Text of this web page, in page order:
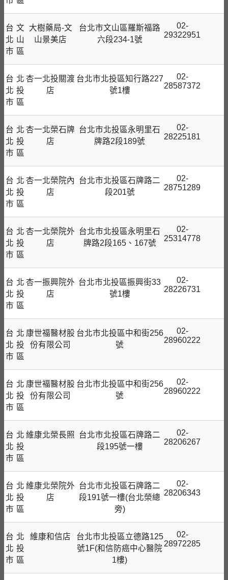
台
北
市
文
山
區
大樹藥局-文
山景美店
台北市文山區羅斯福路
六段234-1號
02-
29322951
台
北
市
北
投
區
杏一北投關渡
店
台北市北投區知行路227
號1樓
02-
28587372
台
北
市
北
投
區
杏一北榮石牌
店
台北市北投區永明里石
牌路2段189號
02-
28225181
台
北
市
北
投
區
杏一北榮院內
店
台北市北投區石牌路二
段201號
02-
28751289
台
北
市
北
投
區
杏一北榮院外
店
台北市北投區永明里石
牌路2段165、167號
02-
25314778
台
北
市
北
投
區
杏一振興院外
店
台北市北投區振興街33
號1樓
02-
28226731
台
北
市
北
投
區
康世福醫材股
份有限公司
台北市北投區中和街256
號
02-
28960222
台
北
市
北
投
區
康世褔醫材股
份有限公司
台北市北投區中和街256
號
02-
28960222
台
北
市
北
投
區
維康北榮長照 台北市北投區石牌路二
段195號一樓
02-
28206267
台
北
市
北
投
區
維康北榮院外
店
台北市北投區石牌路二
段191號一樓(台北榮總
旁)
02-
28206343
台
北
市
北
投
區
維康和信店
台北市北投區立德路125
號1F(和信防癌中心醫院
1樓)
02-
28972285